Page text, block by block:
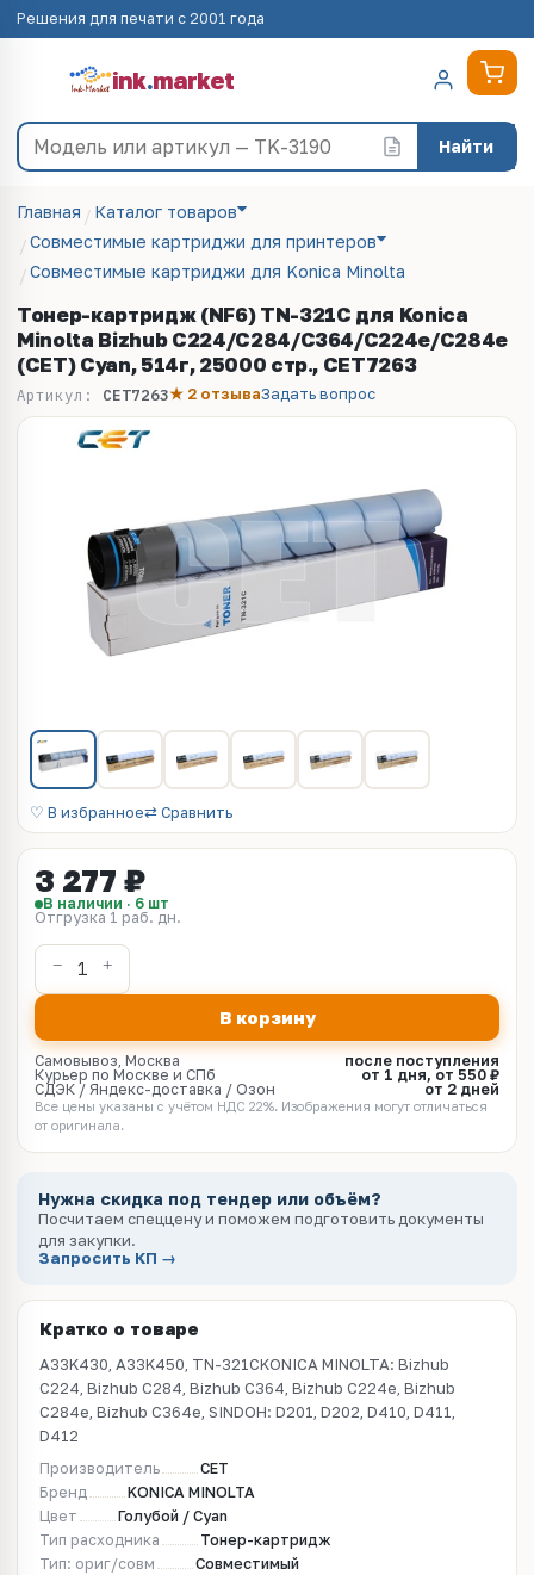
Решения для печати с 2001 года
ink.market
Найти
Главная
Каталог товаров
Совместимые картриджи для принтеров
Совместимые картриджи для Konica Minolta
Тонер-картридж (NF6) TN-321C для Konica
Minolta Bizhub C224/C284/C364/C224e/C284e
(CET) Cyan, 514г, 25000 стр., CET7263
Артикул: CET7263★ 2 отзываЗадать вопрос
♡ В избранное⇄ Сравнить
3 277 ₽
В наличии · 6 шт
Отгрузка 1 раб. дн.
В корзину
Самовывоз, Москва
после поступления
Курьер по Москве и СПб
от 1 дня, от 550 ₽
СДЭК / Яндекс-доставка / Озон
от 2 дней
Все цены указаны с учётом НДС 22%. Изображения могут отличаться
от оригинала.
Нужна скидка под тендер или объём?
Посчитаем спеццену и поможем подготовить документы
для закупки.
Запросить КП →
Кратко о товаре
A33K430, A33K450, TN-321CKONICA MINOLTA: Bizhub
C224, Bizhub C284, Bizhub C364, Bizhub C224e, Bizhub
C284e, Bizhub C364e, SINDOH: D201, D202, D410, D411,
D412
Производитель
CET
Бренд
KONICA MINOLTA
Цвет
Голубой / Cyan
Тип расходника
Тонер-картридж
Тип: ориг/совм
Совместимый